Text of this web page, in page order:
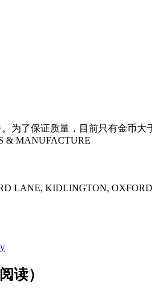
了保证质量，目前只有金币大
& MANUFACTURE
LANE, KIDLINGTON,
读）